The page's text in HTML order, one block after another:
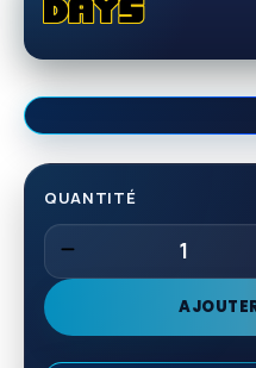
QUANTITÉ